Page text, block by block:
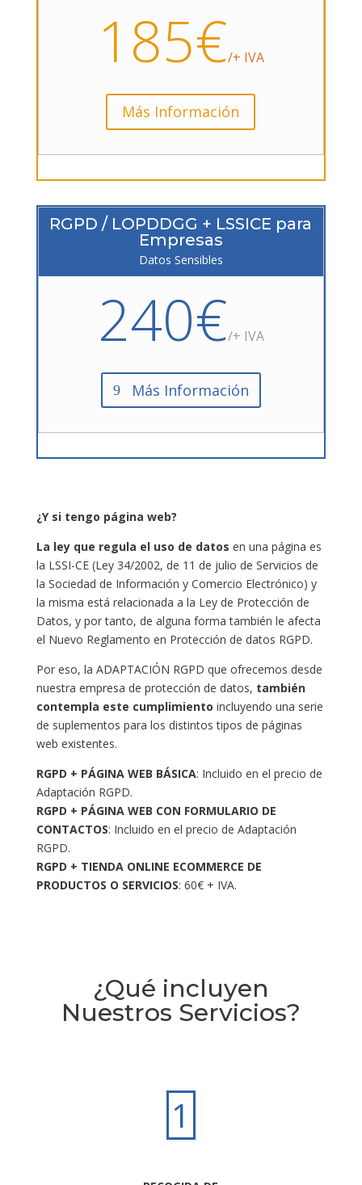
185€/+ IVA
Más Información
RGPD / LOPDDGG + LSSICE para
Empresas
Datos Sensibles
240€/+ IVA
Más Información
¿Y si tengo página web?
La ley que regula el uso de datos en una página es
la LSSI-CE (Ley 34/2002, de 11 de julio de Servicios de
la Sociedad de Información y Comercio Electrónico) y
la misma está relacionada a la Ley de Protección de
Datos, y por tanto, de alguna forma también le afecta
el Nuevo Reglamento en Protección de datos RGPD.
Por eso, la ADAPTACIÓN RGPD que ofrecemos desde
nuestra empresa de protección de datos, también
contempla este cumplimiento incluyendo una serie
de suplementos para los distintos tipos de páginas
web existentes.
RGPD + PÁGINA WEB BÁSICA: Incluido en el precio de
Adaptación RGPD.
RGPD + PÁGINA WEB CON FORMULARIO DE
CONTACTOS: Incluido en el precio de Adaptación
RGPD.
RGPD + TIENDA ONLINE ECOMMERCE DE
PRODUCTOS O SERVICIOS: 60€ + IVA.
¿Qué incluyen
Nuestros Servicios?
1